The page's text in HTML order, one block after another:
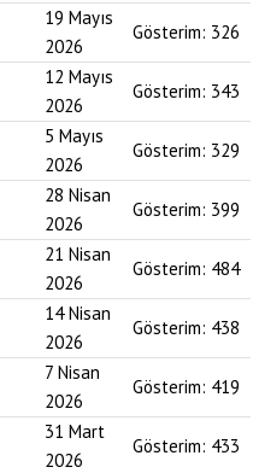
19 Mayıs
2026
Gösterim: 326
12 Mayıs
2026
Gösterim: 343
5 Mayıs
2026
Gösterim: 329
28 Nisan
2026
Gösterim: 399
21 Nisan
2026
Gösterim: 484
14 Nisan
2026
Gösterim: 438
7 Nisan
2026
Gösterim: 419
31 Mart
2026
Gösterim: 433